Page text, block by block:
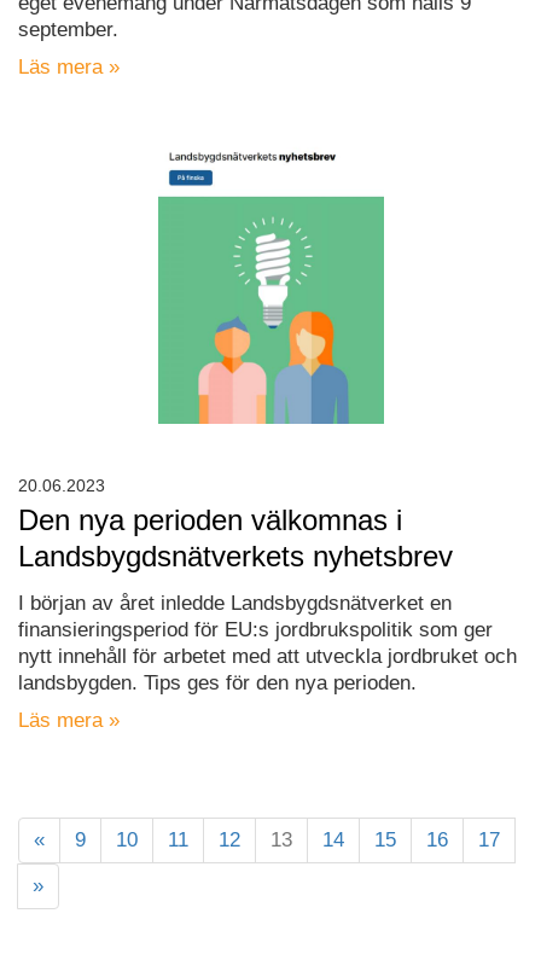
september.
Läs mera »
Den nya perioden välkomnas i
Landsbygdsnätverkets nyhetsbrev
I början av året inledde Landsbygdsnätverket en
finansieringsperiod för EU:s jordbrukspolitik som ger
nytt innehåll för arbetet med att utveckla jordbruket och
landsbygden. Tips ges för den nya perioden.
Läs mera »
20.06.2023
« 9 10 11 12 13 14 15 16
17
»